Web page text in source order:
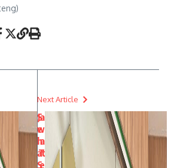
S
e
h
at
S
Next Article
Ja
w
a
T
e